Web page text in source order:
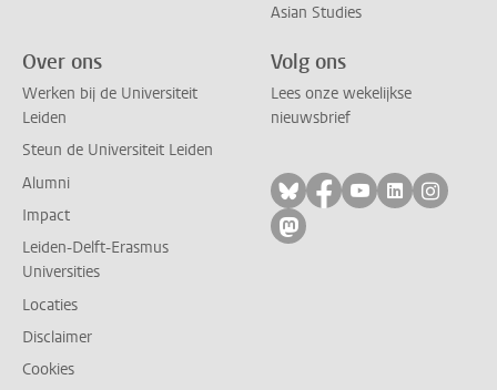
Asian Studies
Over ons
Werken bij de Universiteit
Leiden
Steun de Universiteit Leiden
Alumni
Impact
Leiden-Delft-Erasmus
Universities
Locaties
Disclaimer
Cookies
Volg ons
Lees onze wekelijkse
nieuwsbrief
Volg ons op bluesky
Volg ons op
Volg ons op
Volg ons
Volg
Volg ons op mastodon